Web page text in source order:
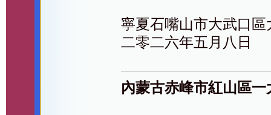
寧夏石嘴山市大武口區
二零二六年五月八日
內蒙古赤峰市紅山區